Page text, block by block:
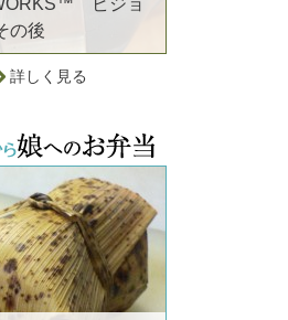
の後
詳しく見る